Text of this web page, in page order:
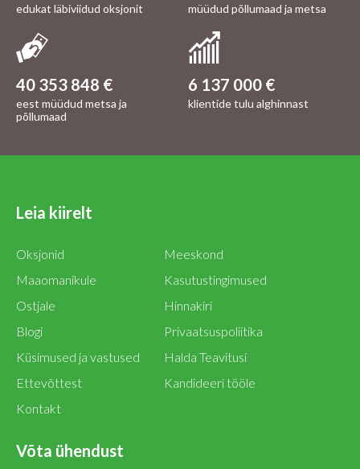
edukat läbiviidud oksjonit müüdud põllumaad ja metsa
40 353 848 €
eest müüdud metsa ja
põllumaad
6 137 000 €
klientide tulu alghinnast
Leia kiirelt
Oksjonid
Maaomanikule
Ostjale
Blogi
Küsimused ja vastused
Ettevõttest
Kontakt
Meeskond
Kasutustingimused
Hinnakiri
Privaatsuspoliitika
Halda Teavitusi
Kandideeri tööle
Võta ühendust